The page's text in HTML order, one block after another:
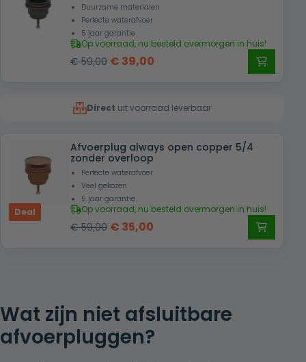
Duurzame materialen
Perfecte waterafvoer
5 jaar garantie
Op voorraad, nu besteld overmorgen in huis!
€59,00 Oorspronkelijke
€ 59,00.
€ 39,00
€ 39,00.
Direct uit voorraad leverbaar
Afvoerplug always open copper 5/4
zonder overloop
Perfecte waterafvoer
Veel gekozen
5 jaar garantie
Op voorraad, nu besteld overmorgen in huis!
€59,00 Oorspronkelijke
€ 35,00
Deal
Wat zijn niet afsluitbare
afvoerpluggen?